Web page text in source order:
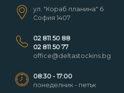
ул. "Кораб планина" 6
София 1407
02 811 50 88
02 811 50 77
office@deltastockins.bg
08:30 - 17:00
понеделник - петък